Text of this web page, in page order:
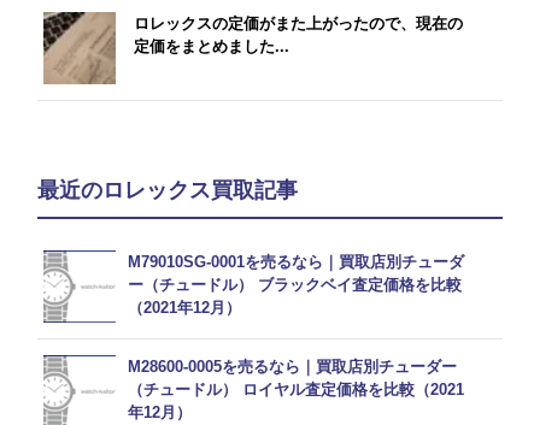
ロレックスの定価がまた上がったので、現在の
定価をまとめました...
最近のロレックス買取記事
M79010SG-0001を売るなら｜買取店別チューダ
ー（チュードル） ブラックベイ査定価格を比較
（2021年12月）
M28600-0005を売るなら｜買取店別チューダー
（チュードル） ロイヤル査定価格を比較（2021
年12月）